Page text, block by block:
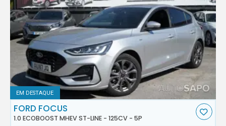
EM DESTAQUE
FORD FOCUS
1.0 ECOBOOST MHEV ST-LINE - 125CV - 5P